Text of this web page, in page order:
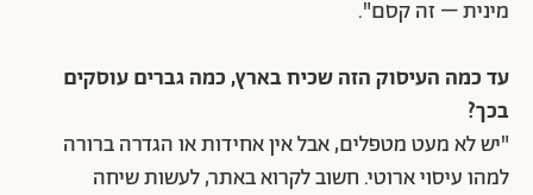
מינית – זה קסם".
עד כמה העיסוק הזה שכיח בארץ, כמה גברים עוסקים
בכך?
"יש לא מעט מטפלים, אבל אין אחידות או הגדרה ברורה
למהו עיסוי ארוטי. חשוב לקרוא באתר, לעשות שיחה